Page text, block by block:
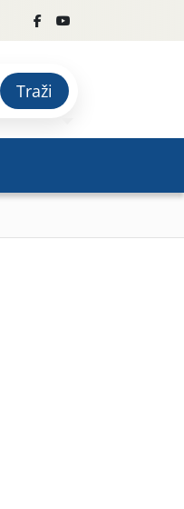
Traži